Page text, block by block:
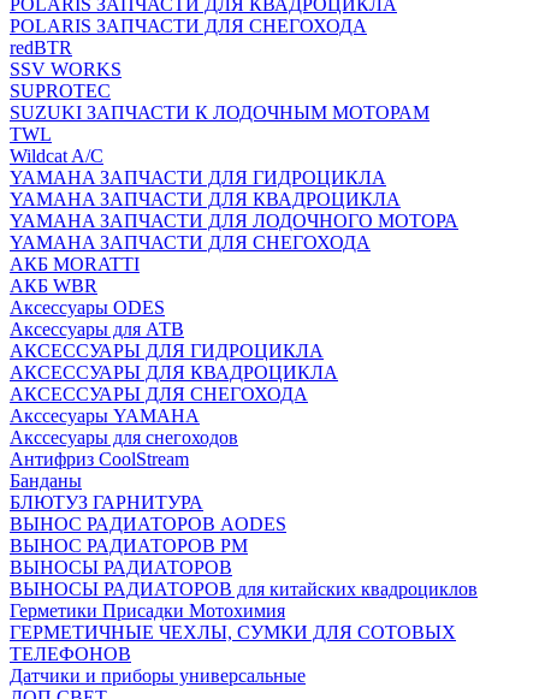
POLARIS ЗАПЧАСТИ ДЛЯ КВАДРОЦИКЛА
POLARIS ЗАПЧАСТИ ДЛЯ СНЕГОХОДА
redBTR
SSV WORKS
SUPROTEC
SUZUKI ЗАПЧАСТИ К ЛОДОЧНЫМ МОТОРАМ
TWL
Wildcat A/C
YAMAHA ЗАПЧАСТИ ДЛЯ ГИДРОЦИКЛА
YAMAHA ЗАПЧАСТИ ДЛЯ КВАДРОЦИКЛА
YAMAHA ЗАПЧАСТИ ДЛЯ ЛОДОЧНОГО МОТОРА
YAMAHA ЗАПЧАСТИ ДЛЯ СНЕГОХОДА
АКБ MORATTI
АКБ WBR
Аксессуары ODES
Аксессуары для АТВ
АКСЕССУАРЫ ДЛЯ ГИДРОЦИКЛА
АКСЕССУАРЫ ДЛЯ КВАДРОЦИКЛА
АКСЕССУАРЫ ДЛЯ СНЕГОХОДА
Акссесуары YAMAHA
Акссесуары для снегоходов
Антифриз CoolStream
Банданы
БЛЮТУЗ ГАРНИТУРА
ВЫНОС РАДИАТОРОВ AODES
ВЫНОС РАДИАТОРОВ РМ
ВЫНОСЫ РАДИАТОРОВ
ВЫНОСЫ РАДИАТОРОВ для китайских квадроциклов
Герметики Присадки Мотохимия
ГЕРМЕТИЧНЫЕ ЧЕХЛЫ, СУМКИ ДЛЯ СОТОВЫХ
ТЕЛЕФОНОВ
Датчики и приборы универсальные